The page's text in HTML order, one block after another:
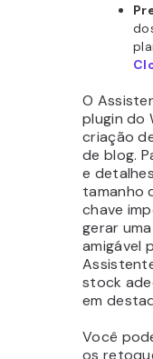
O
plugin do
criação
de blog.
e
tamanho
chave
gerar
amigável
stock
em
Você
os